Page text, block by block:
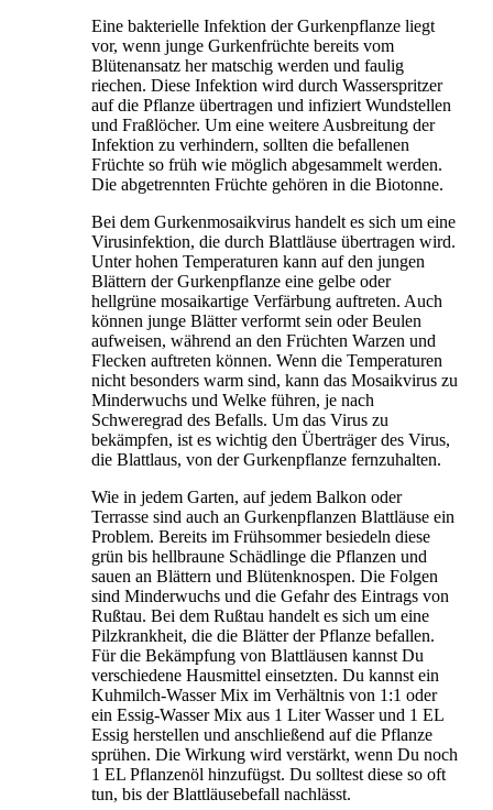
Eine bakterielle Infektion der Gurkenpflanze liegt
vor, wenn junge Gurkenfrüchte bereits vom
Blütenansatz her matschig werden und faulig
riechen. Diese Infektion wird durch Wasserspritzer
auf die Pflanze übertragen und infiziert Wundstellen
und Fraßlöcher. Um eine weitere Ausbreitung der
Infektion zu verhindern, sollten die befallenen
Früchte so früh wie möglich abgesammelt werden.
Die abgetrennten Früchte gehören in die Biotonne.
Bei dem Gurkenmosaikvirus handelt es sich um eine
Virusinfektion, die durch Blattläuse übertragen wird.
Unter hohen Temperaturen kann auf den jungen
Blättern der Gurkenpflanze eine gelbe oder
hellgrüne mosaikartige Verfärbung auftreten. Auch
können junge Blätter verformt sein oder Beulen
aufweisen, während an den Früchten Warzen und
Flecken auftreten können. Wenn die Temperaturen
nicht besonders warm sind, kann das Mosaikvirus zu
Minderwuchs und Welke führen, je nach
Schweregrad des Befalls. Um das Virus zu
bekämpfen, ist es wichtig den Überträger des Virus,
die Blattlaus, von der Gurkenpflanze fernzuhalten.
Wie in jedem Garten, auf jedem Balkon oder
Terrasse sind auch an Gurkenpflanzen Blattläuse ein
Problem. Bereits im Frühsommer besiedeln diese
grün bis hellbraune Schädlinge die Pflanzen und
sauen an Blättern und Blütenknospen. Die Folgen
sind Minderwuchs und die Gefahr des Eintrags von
Rußtau. Bei dem Rußtau handelt es sich um eine
Pilzkrankheit, die die Blätter der Pflanze befallen.
Für die Bekämpfung von Blattläusen kannst Du
verschiedene Hausmittel einsetzten. Du kannst ein
Kuhmilch-Wasser Mix im Verhältnis von 1:1 oder
ein Essig-Wasser Mix aus 1 Liter Wasser und 1 EL
Essig herstellen und anschließend auf die Pflanze
sprühen. Die Wirkung wird verstärkt, wenn Du noch
1 EL Pflanzenöl hinzufügst. Du solltest diese so oft
tun, bis der Blattläusebefall nachlässt.